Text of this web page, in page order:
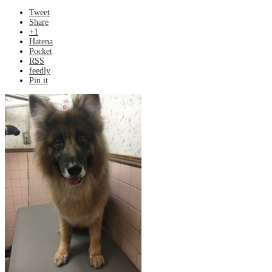
Tweet
Share
+1
Hatena
Pocket
RSS
feedly
Pin it